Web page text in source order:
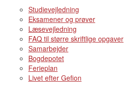
Studievejledning
Eksamener og prøver
Læsevejledning
FAQ til større skriftlige opgaver
Samarbejder
Bogdepotet
Ferieplan
Livet efter Gefion